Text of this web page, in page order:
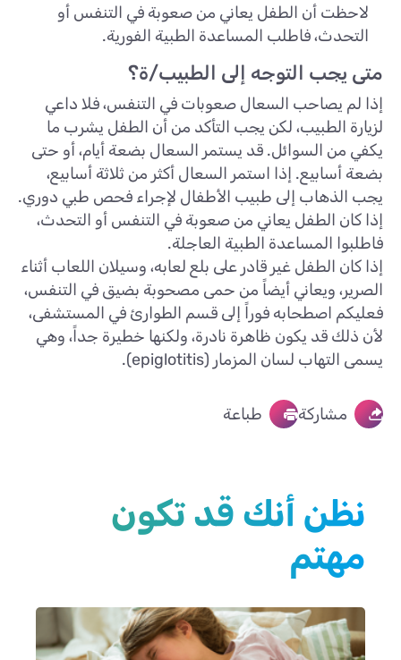
لاحظت أن الطفل يعاني من صعوبة في التنفس أو
التحدث، فاطلب المساعدة الطبية الفورية.
متى يجب التوجه إلى الطبيب/ة؟
إذا لم يصاحب السعال صعوبات في التنفس، فلا داعي
لزيارة الطبيب، لكن يجب التأكد من أن الطفل يشرب ما
يكفي من السوائل. قد يستمر السعال بضعة أيام، أو حتى
بضعة أسابيع. إذا استمر السعال أكثر من ثلاثة أسابيع،
يجب الذهاب إلى طبيب الأطفال لإجراء فحص طبي دوري.
إذا كان الطفل يعاني من صعوبة في التنفس أو التحدث،
فاطلبوا المساعدة الطبية العاجلة.
إذا كان الطفل غير قادر على بلع لعابه، وسيلان اللعاب أثناء
الصرير، ويعاني أيضاً من حمى مصحوبة بضيق في التنفس،
فعليكم اصطحابه فوراً إلى قسم الطوارئ في المستشفى،
لأن ذلك قد يكون ظاهرة نادرة، ولكنها خطيرة جداً، وهي
يسمى التهاب لسان المزمار (epiglotitis).
مشاركة طباعة
نظن أنك قد تكون
مهتم